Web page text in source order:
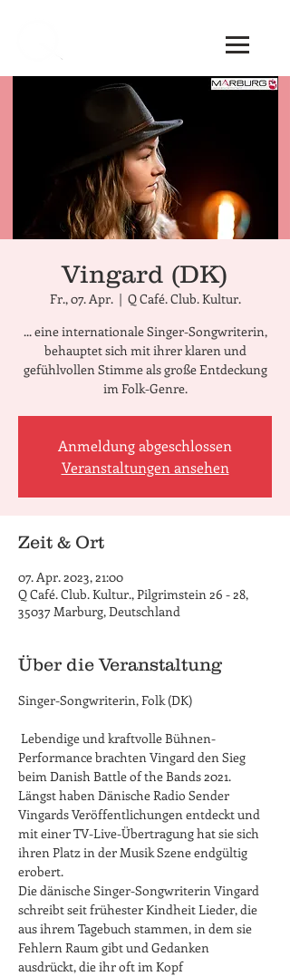
Vingard (DK)
Fr., 07. Apr.
  |
Q Café. Club. Kultur.
... eine internationale Singer-Songwriterin,
behauptet sich mit ihrer klaren und
gefühlvollen Stimme als große Entdeckung
im Folk-Genre.
Anmeldung abgeschlossen
Veranstaltungen ansehen
Zeit & Ort
07. Apr. 2023, 21:00
Q Café. Club. Kultur., Pilgrimstein 26 - 28,
35037 Marburg, Deutschland
Über die Veranstaltung
Lebendige und kraftvolle Bühnen-
Performance brachten Vingard den Sieg
beim Danish Battle of the Bands 2021.
Längst haben Dänische Radio Sender
Vingards Veröffentlichungen entdeckt und
mit einer TV-Live-Übertragung hat sie sich
ihren Platz in der Musik Szene endgültig
erobert.
Die dänische Singer-Songwriterin Vingard
schreibt seit frühester Kindheit Lieder, die
aus ihrem Tagebuch stammen, in dem sie
Fehlern Raum gibt und Gedanken
ausdrückt, die ihr oft im Kopf